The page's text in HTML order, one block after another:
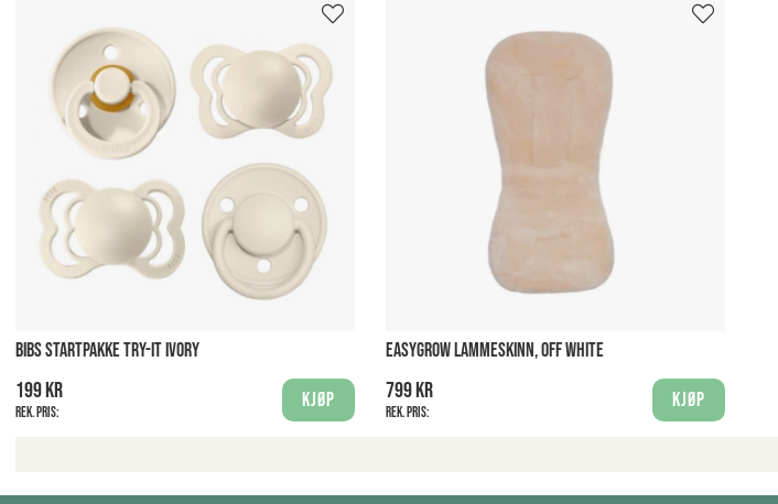
BIBS STARTPAKKE TRY-IT IVORY
199 kr
Rek. pris:
Kjøp
EASYGROW LAMMESKINN, OFF WHITE
799 kr
Rek. pris:
Kjøp